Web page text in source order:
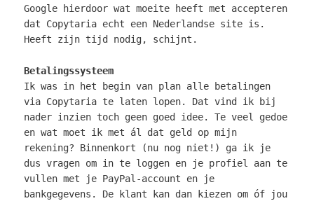
Google hierdoor wat moeite heeft met accepteren
dat Copytaria echt een Nederlandse site is.
Heeft zijn tijd nodig, schijnt.
Betalingssysteem
Ik was in het begin van plan alle betalingen
via Copytaria te laten lopen. Dat vind ik bij
nader inzien toch geen goed idee. Te veel gedoe
en wat moet ik met ál dat geld op mijn
rekening? Binnenkort (nu nog niet!) ga ik je
dus vragen om in te loggen en je profiel aan te
vullen met je PayPal-account en je
bankgegevens. De klant kan dan kiezen om óf jou